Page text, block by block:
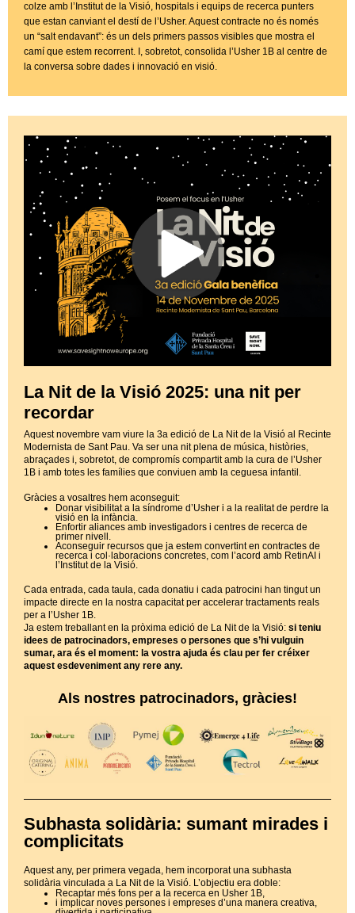
colze amb l’Institut de la Visió, hospitals i equips de recerca punters
que estan canviant el destí de l’Usher. Aquest contracte no és només
un “salt endavant”: és un dels primers passos visibles que mostra el
camí que estem recorrent. I, sobretot, consolida l’Usher 1B al centre de
la conversa sobre dades i innovació en visió.
La Nit de la Visió 2025: una nit per
recordar
Aquest novembre vam viure la 3a edició de La Nit de la Visió al Recinte
Modernista de Sant Pau. Va ser una nit plena de música, històries,
abraçades i, sobretot, de compromís compartit amb la cura de l’Usher
1B i amb totes les famílies que conviuen amb la ceguesa infantil.
Gràcies a vosaltres hem aconseguit:
Donar visibilitat a la síndrome d’Usher i a la realitat de perdre la
visió en la infància.
Enfortir aliances amb investigadors i centres de recerca de
primer nivell.
Aconseguir recursos que ja estem convertint en contractes de
recerca i col·laboracions concretes, com l’acord amb RetinAI i
l’Institut de la Visió.
Cada entrada, cada taula, cada donatiu i cada patrocini han tingut un
impacte directe en la nostra capacitat per accelerar tractaments reals
per a l’Usher 1B.
Ja estem treballant en la pròxima edició de La Nit de la Visió: si teniu
idees de patrocinadors, empreses o persones que s’hi vulguin
sumar, ara és el moment: la vostra ajuda és clau per fer créixer
aquest esdeveniment any rere any.
Als nostres patrocinadors, gràcies!
Subhasta solidària: sumant mirades i
complicitats
Aquest any, per primera vegada, hem incorporat una subhasta
solidària vinculada a La Nit de la Visió. L’objectiu era doble:
Recaptar més fons per a la recerca en Usher 1B,
i implicar noves persones i empreses d’una manera creativa,